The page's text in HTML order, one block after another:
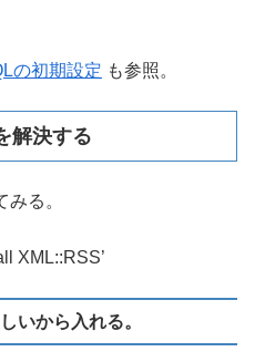
の初期設定 も参照。
解決する
る。
XML::RSS’
いから入れる。